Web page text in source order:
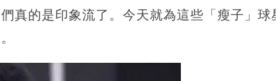
真的是印象流了。今天就為這些「瘦子」球